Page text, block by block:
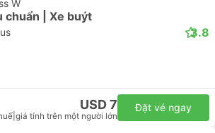
W
chuẩn | Xe buýt
3.8
USD 7
giá tính trên một người lớn
Đặt vé ngay